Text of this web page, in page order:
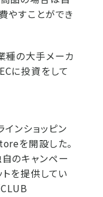
やすことができ
種の大手メーカ
に投資をして
ンショッピン
を開設した。
のキャンペー
を提供してい
CLUB